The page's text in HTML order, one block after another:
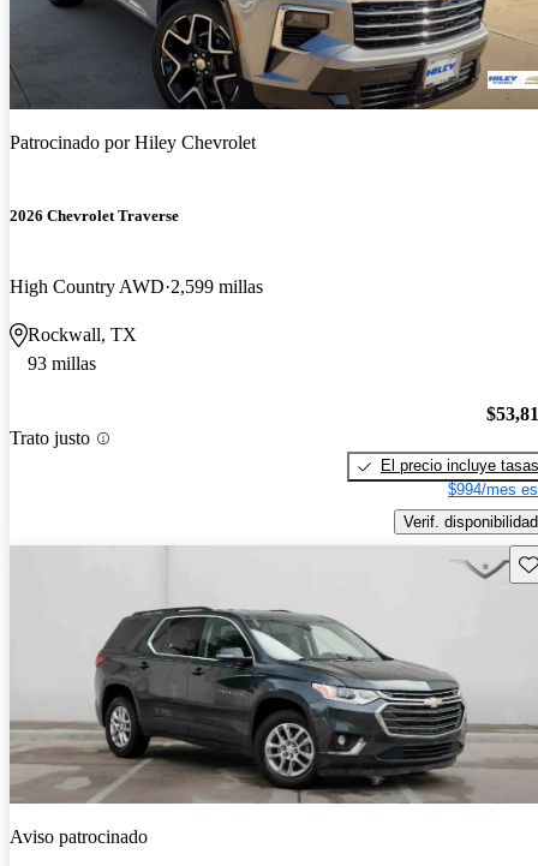
Patrocinado porHiley Chevrolet
2026 Chevrolet Traverse
High Country AWD 2,599 millas
Rockwall, TX
93 millas
Trato justo
El precio incluye tasas
$994/mes
Verif. disponibilidad
Aviso patrocinado